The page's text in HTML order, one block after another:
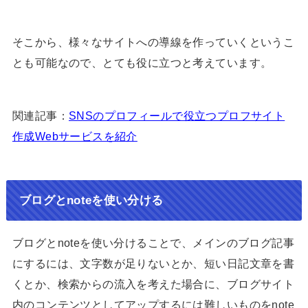
そこから、様々なサイトへの導線を作っていくというこ
とも可能なので、とても役に立つと考えています。
関連記事： SNSのプロフィールで役立つプロフサイト
作成Webサービスを紹介
ブログとnoteを使い分ける
ブログとnoteを使い分けることで、メインのブログ記事
にするには、文字数が足りないとか、短い日記文章を書
くとか、検索からの流入を考えた場合に、ブログサイト
内のコンテンツとしてアップするには難しいものをnote